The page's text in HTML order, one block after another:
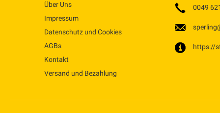
Über Uns
Impressum
Datenschutz und Cookies
AGBs
Kontakt
Versand und Bezahlung
0049
https://